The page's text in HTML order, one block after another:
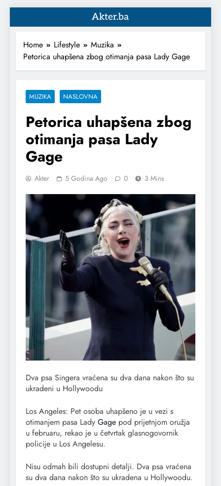
Akter.ba
Home Lifestyle
Muzika
Petorica uhapšena zbog otimanja pasa Lady Gage
MUZIKA NASLOVNA
Petorica uhapšena zbog
otimanja pasa Lady
Gage
Akter 5 Godina Ago 0 3 Mins
Dva psa Singera vraćena su dva dana nakon što su
ukradeni u Hollywoodu
Los Angeles: Pet osoba uhapšeno je u vezi s
otimanjem pasa Lady Gage pod prijetnjom oružja
u februaru, rekao je u četvrtak glasnogovornik
policije u Los Angelesu.
Nisu odmah bili dostupni detalji. Dva psa vraćena
su dva dana nakon što su ukradena u Hollywoodu.